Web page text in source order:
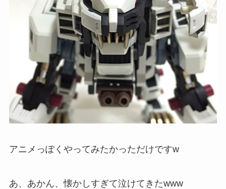
アニメっぽくやってみたかっただけですw
あ、あかん、懐かしすぎて泣けてきたwww